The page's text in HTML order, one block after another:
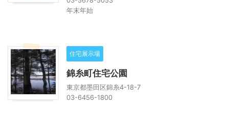
年末年始
住宅展示場
錦糸町住宅公園
東京都墨田区錦糸4-18-7
03-6456-1800